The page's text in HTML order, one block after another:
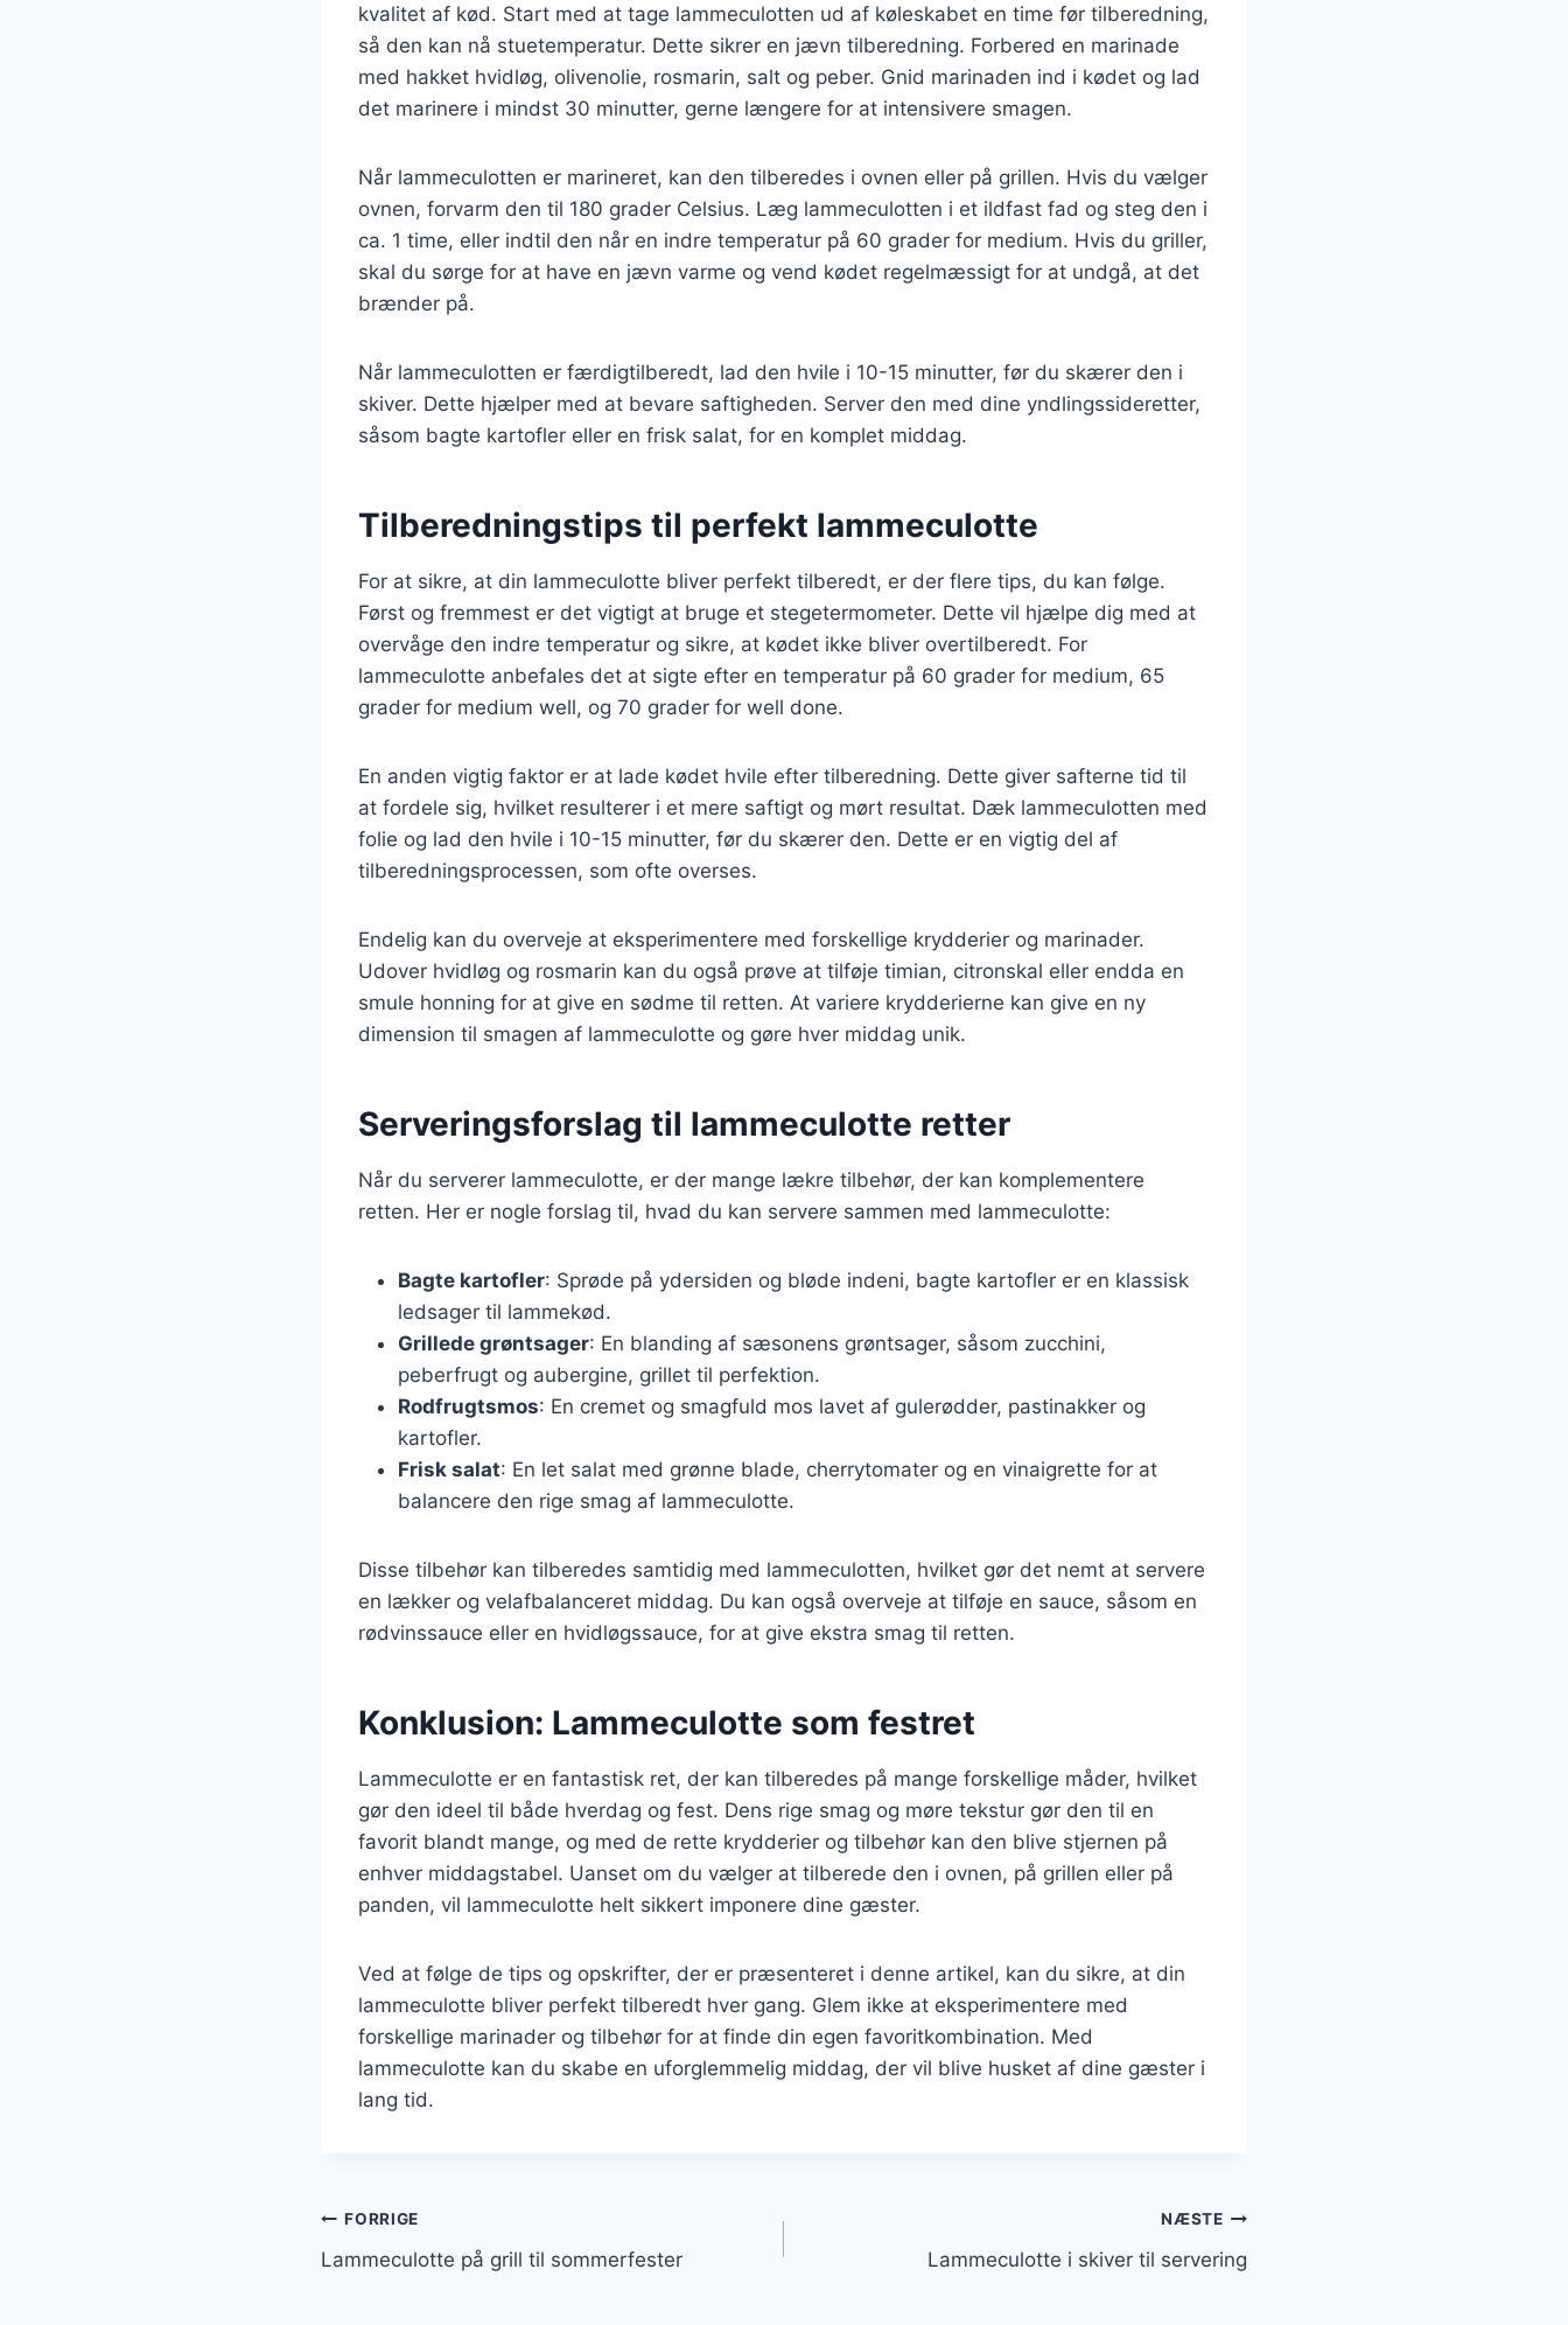
kvalitet af kød. Start med at tage lammeculotten ud af køleskabet en time før tilberedning,
så den kan nå stuetemperatur. Dette sikrer en jævn tilberedning. Forbered en marinade
med hakket hvidløg, olivenolie, rosmarin, salt og peber. Gnid marinaden ind i kødet og lad
det marinere i mindst 30 minutter, gerne længere for at intensivere smagen.
Når lammeculotten er marineret, kan den tilberedes i ovnen eller på grillen. Hvis du vælger
ovnen, forvarm den til 180 grader Celsius. Læg lammeculotten i et ildfast fad og steg den i
ca. 1 time, eller indtil den når en indre temperatur på 60 grader for medium. Hvis du griller,
skal du sørge for at have en jævn varme og vend kødet regelmæssigt for at undgå, at det
brænder på.
Når lammeculotten er færdigtilberedt, lad den hvile i 10-15 minutter, før du skærer den i
skiver. Dette hjælper med at bevare saftigheden. Server den med dine yndlingssideretter,
såsom bagte kartofler eller en frisk salat, for en komplet middag.
Tilberedningstips til perfekt lammeculotte
For at sikre, at din lammeculotte bliver perfekt tilberedt, er der flere tips, du kan følge.
Først og fremmest er det vigtigt at bruge et stegetermometer. Dette vil hjælpe dig med at
overvåge den indre temperatur og sikre, at kødet ikke bliver overtilberedt. For
lammeculotte anbefales det at sigte efter en temperatur på 60 grader for medium, 65
grader for medium well, og 70 grader for well done.
En anden vigtig faktor er at lade kødet hvile efter tilberedning. Dette giver safterne tid til
at fordele sig, hvilket resulterer i et mere saftigt og mørt resultat. Dæk lammeculotten med
folie og lad den hvile i 10-15 minutter, før du skærer den. Dette er en vigtig del af
tilberedningsprocessen, som ofte overses.
Endelig kan du overveje at eksperimentere med forskellige krydderier og marinader.
Udover hvidløg og rosmarin kan du også prøve at tilføje timian, citronskal eller endda en
smule honning for at give en sødme til retten. At variere krydderierne kan give en ny
dimension til smagen af lammeculotte og gøre hver middag unik.
Serveringsforslag til lammeculotte retter
Når du serverer lammeculotte, er der mange lækre tilbehør, der kan komplementere
retten. Her er nogle forslag til, hvad du kan servere sammen med lammeculotte:
Bagte kartofler: Sprøde på ydersiden og bløde indeni, bagte kartofler er en klassisk
ledsager til lammekød.
Grillede grøntsager: En blanding af sæsonens grøntsager, såsom zucchini,
peberfrugt og aubergine, grillet til perfektion.
Rodfrugtsmos: En cremet og smagfuld mos lavet af gulerødder, pastinakker og
kartofler.
Frisk salat: En let salat med grønne blade, cherrytomater og en vinaigrette for at
balancere den rige smag af lammeculotte.
Disse tilbehør kan tilberedes samtidig med lammeculotten, hvilket gør det nemt at servere
en lækker og velafbalanceret middag. Du kan også overveje at tilføje en sauce, såsom en
rødvinssauce eller en hvidløgssauce, for at give ekstra smag til retten.
Konklusion: Lammeculotte som festret
Lammeculotte er en fantastisk ret, der kan tilberedes på mange forskellige måder, hvilket
gør den ideel til både hverdag og fest. Dens rige smag og møre tekstur gør den til en
favorit blandt mange, og med de rette krydderier og tilbehør kan den blive stjernen på
enhver middagstabel. Uanset om du vælger at tilberede den i ovnen, på grillen eller på
panden, vil lammeculotte helt sikkert imponere dine gæster.
Ved at følge de tips og opskrifter, der er præsenteret i denne artikel, kan du sikre, at din
lammeculotte bliver perfekt tilberedt hver gang. Glem ikke at eksperimentere med
forskellige marinader og tilbehør for at finde din egen favoritkombination. Med
lammeculotte kan du skabe en uforglemmelig middag, der vil blive husket af dine gæster i
lang tid.
Indlægsnavigation
FORRIGE
Lammeculotte på grill til sommerfester
NÆSTE
Lammeculotte i skiver til servering